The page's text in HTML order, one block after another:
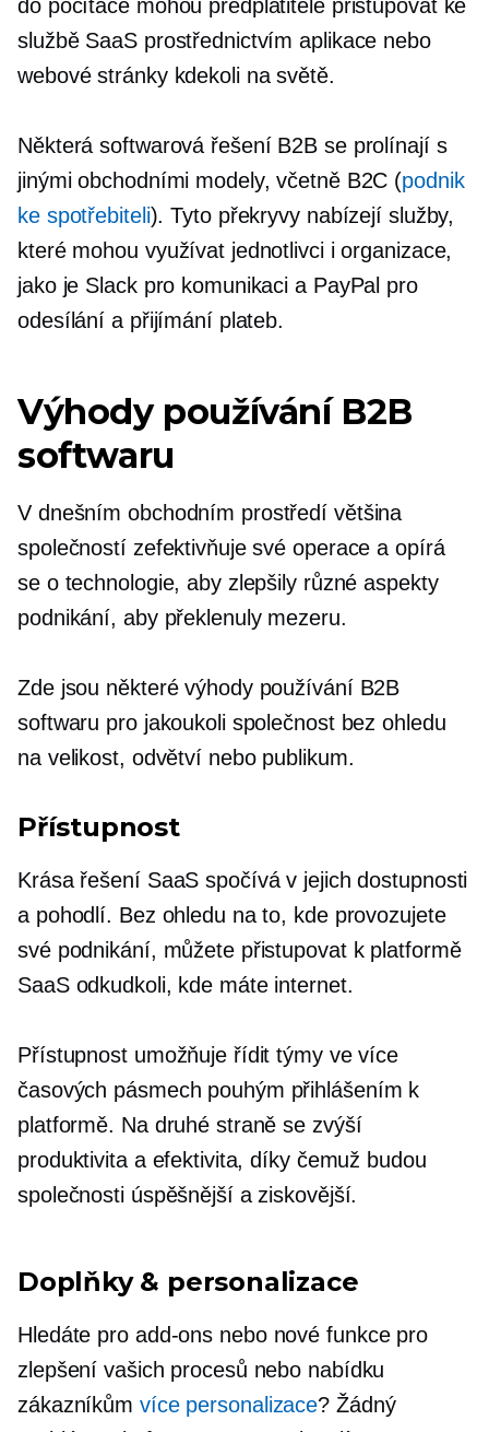
do počítače mohou předplatitelé přistupovat ke
službě SaaS prostřednictvím aplikace nebo
webové stránky kdekoli na světě.
Některá softwarová řešení B2B se prolínají s
jinými obchodními modely, včetně B2C (podnik
ke spotřebiteli). Tyto překryvy nabízejí služby,
které mohou využívat jednotlivci i organizace,
jako je Slack pro komunikaci a PayPal pro
odesílání a přijímání plateb.
Výhody používání B2B
softwaru
V dnešním obchodním prostředí většina
společností zefektivňuje své operace a opírá
se o technologie, aby zlepšily různé aspekty
podnikání, aby překlenuly mezeru.
Zde jsou některé výhody používání B2B
softwaru pro jakoukoli společnost bez ohledu
na velikost, odvětví nebo publikum.
Přístupnost
Krása řešení SaaS spočívá v jejich dostupnosti
a pohodlí. Bez ohledu na to, kde provozujete
své podnikání, můžete přistupovat k platformě
SaaS odkudkoli, kde máte internet.
Přístupnost umožňuje řídit týmy ve více
časových pásmech pouhým přihlášením k
platformě. Na druhé straně se zvýší
produktivita a efektivita, díky čemuž budou
společnosti úspěšnější a ziskovější.
Doplňky& personalizace
Hledáte pro add-ons nebo nové funkce pro
zlepšení vašich procesů nebo nabídku
zákazníkům více personalizace? Žádný